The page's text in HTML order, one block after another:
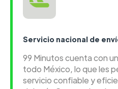
Servicio nacional de
99 Minutos cuenta con
todo México, lo que les
servicio confiable y